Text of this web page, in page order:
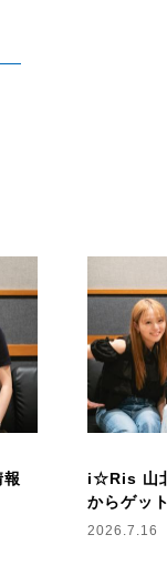
i☆Ris 山
からゲッ
2026.7.16